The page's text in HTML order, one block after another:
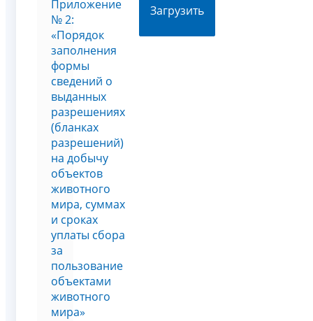
Приложение
№ 2:
«Порядок
заполнения
формы
сведений о
выданных
разрешениях
(бланках
разрешений)
на добычу
объектов
животного
мира, суммах
и сроках
уплаты сбора
за
пользование
объектами
животного
мира»
Загрузить